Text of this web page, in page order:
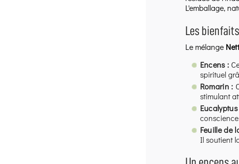
L'emballage,
Les
Le mélange
Encens :
spirituel
Romarin :
stimulant
Eucalyptus
Feuille de
Il soutient